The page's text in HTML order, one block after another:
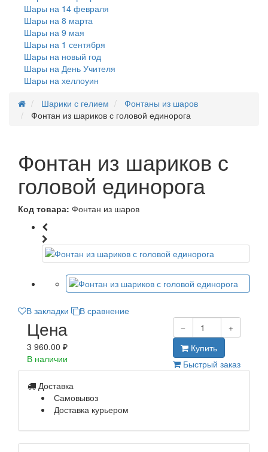
Шары на 14 февраля
Шары на 8 марта
Шары на 9 мая
Шары на 1 сентября
Шары на новый год
Шары на День Учителя
Шары на хеллоуин
Шарики с гелием
Фонтаны из шаров
Фонтан из шариков с головой единорога
Фонтан из шариков с
головой единорога
Код товара: Фонтан из шаров
В закладки В сравнение
Цена
3 960.00 ₽
В наличии
Купить
Быстрый заказ
Доставка
Самовывоз
Доставка курьером